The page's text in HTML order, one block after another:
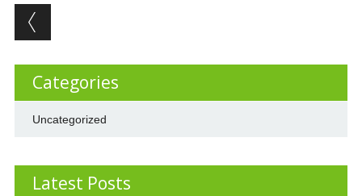
Post navigation
Categories
Uncategorized
Latest Posts